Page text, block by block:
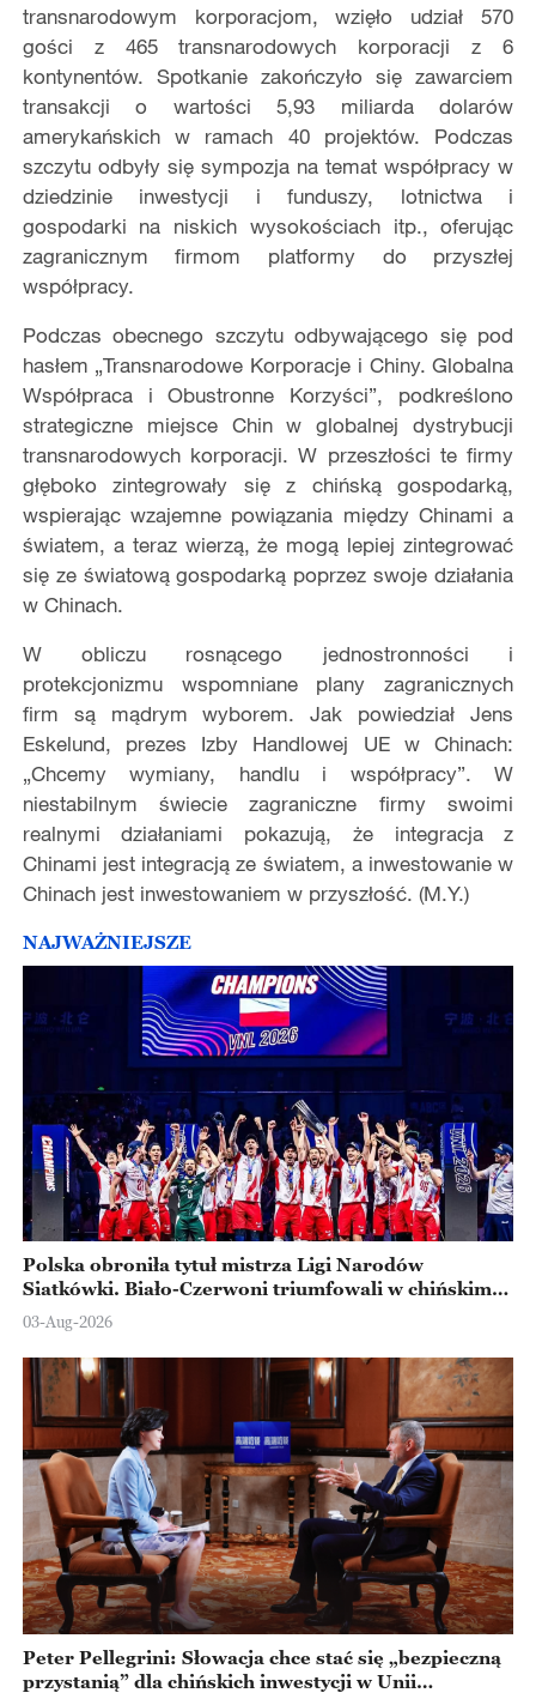
transnarodowym korporacjom, wzięło udział 570
gości z 465 transnarodowych korporacji z 6
kontynentów. Spotkanie zakończyło się zawarciem
transakcji o wartości 5,93 miliarda dolarów
amerykańskich w ramach 40 projektów. Podczas
szczytu odbyły się sympozja na temat współpracy w
dziedzinie inwestycji i funduszy, lotnictwa i
gospodarki na niskich wysokościach itp., oferując
zagranicznym firmom platformy do przyszłej
współpracy.
Podczas obecnego szczytu odbywającego się pod
hasłem „Transnarodowe Korporacje i Chiny. Globalna
Współpraca i Obustronne Korzyści”, podkreślono
strategiczne miejsce Chin w globalnej dystrybucji
transnarodowych korporacji. W przeszłości te firmy
głęboko zintegrowały się z chińską gospodarką,
wspierając wzajemne powiązania między Chinami a
światem, a teraz wierzą, że mogą lepiej zintegrować
się ze światową gospodarką poprzez swoje działania
w Chinach.
W obliczu rosnącego jednostronności i
protekcjonizmu wspomniane plany zagranicznych
firm są mądrym wyborem. Jak powiedział Jens
Eskelund, prezes Izby Handlowej UE w Chinach:
„Chcemy wymiany, handlu i współpracy”. W
niestabilnym świecie zagraniczne firmy swoimi
realnymi działaniami pokazują, że integracja z
Chinami jest integracją ze światem, a inwestowanie w
Chinach jest inwestowaniem w przyszłość. (M.Y.)
NAJWAŻNIEJSZE
Polska obroniła tytuł mistrza Ligi Narodów
Siatkówki. Biało-Czerwoni triumfowali w chińskim
Ningbo
03-Aug-2026
Peter Pellegrini: Słowacja chce stać się „bezpieczną
przystanią” dla chińskich inwestycji w Unii